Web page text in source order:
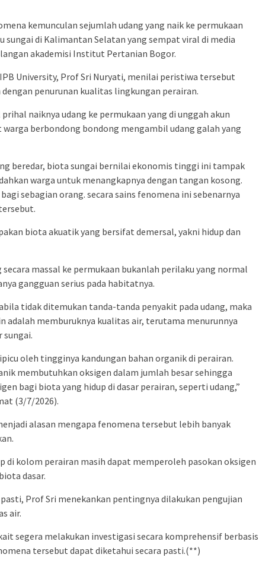
kemunculan sejumlah udang yang naik ke permukaan
sungai di Kalimantan Selatan yang sempat viral di media
akademisi Institut Pertanian Bogor.
University, Prof Sri Nuryati, menilai peristiwa tersebut
penurunan kualitas lingkungan perairan.
naiknya udang ke permukaan yang di unggah akun
berbondong bondong mengambil udang galah yang
beredar, biota sungai bernilai ekonomis tinggi ini tampak
warga untuk menangkapnya dengan tangan kosong.
sebagian orang. secara sains fenomena ini sebenarnya
biota akuatik yang bersifat demersal, yakni hidup dan
massal ke permukaan bukanlah perilaku yang normal
gangguan serius pada habitatnya.
tidak ditemukan tanda-tanda penyakit pada udang, maka
adalah memburuknya kualitas air, terutama menurunnya
sungai.
oleh tingginya kandungan bahan organik di perairan.
membutuhkan oksigen dalam jumlah besar sehingga
bagi biota yang hidup di dasar perairan, seperti udang,”
(3/7/2026).
alasan mengapa fenomena tersebut lebih banyak
di kolom perairan masih dapat memperoleh pasokan oksigen
dasar.
Prof Sri menekankan pentingnya dilakukan pengujian
air.
segera melakukan investigasi secara komprehensif berbasis
tersebut dapat diketahui secara pasti.(**)